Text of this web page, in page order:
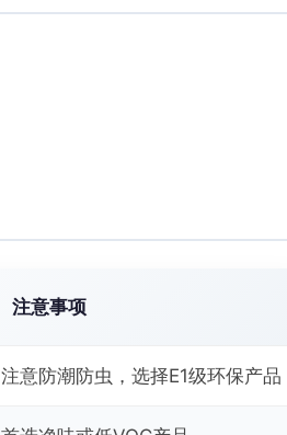
注意事项
注意防潮防虫，选择E1级环保产品